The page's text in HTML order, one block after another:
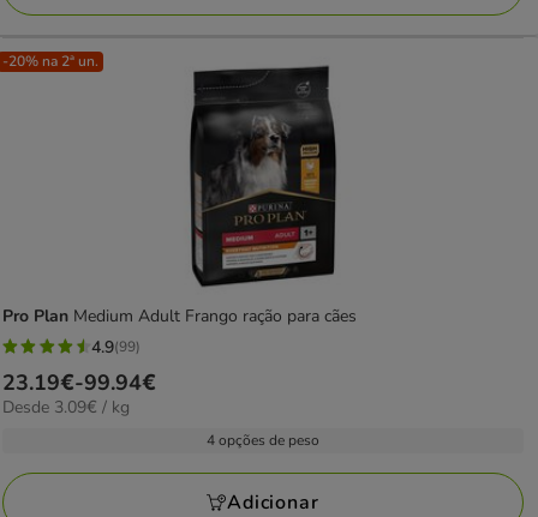
-20% na 2ª un.
Pro Plan Medium Adult Frango ração para cães
4.9
estrelas
com
avaliações
4.9(99)
Preço
de
99.94€
23.19€-99.94€
3.09€
Desde 3.09€ / kg
4 opções de peso
Adicionar